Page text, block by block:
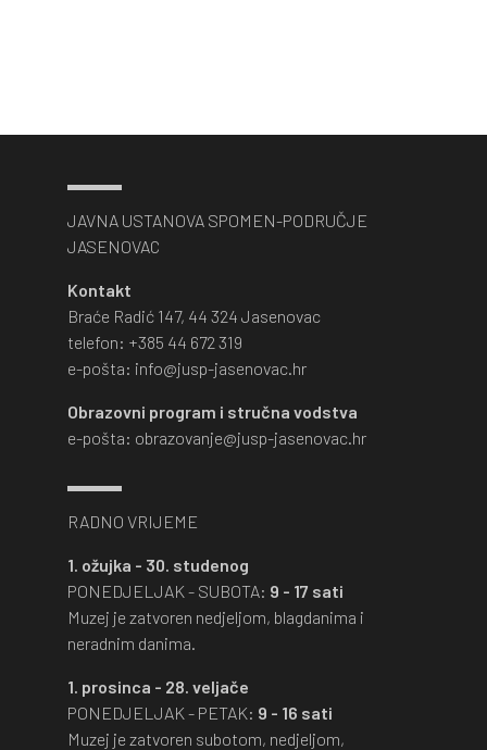
JAVNA USTANOVA SPOMEN-PODRUČJE
JASENOVAC
Kontakt
Braće Radić 147, 44 324 Jasenovac
telefon: +385 44 672 319
e-pošta: info@jusp-jasenovac.hr
Obrazovni program i stručna vodstva
e-pošta: obrazovanje@jusp-jasenovac.hr
RADNO VRIJEME
1. ožujka - 30. studenog
PONEDJELJAK - SUBOTA: 9 - 17 sati
Muzej je zatvoren nedjeljom, blagdanima i
neradnim danima.
1. prosinca - 28. veljače
PONEDJELJAK - PETAK: 9 - 16 sati
Muzej je zatvoren subotom, nedjeljom,